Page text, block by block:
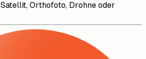
Satellit, Orthofoto, Drohne oder